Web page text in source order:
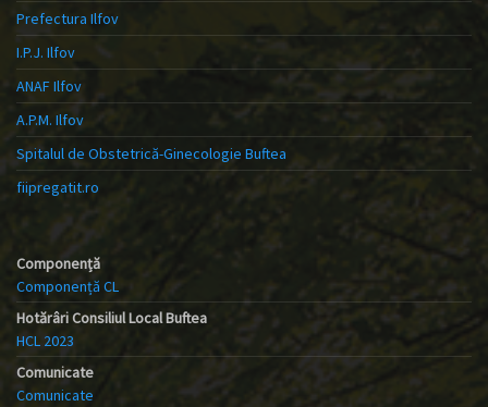
Prefectura Ilfov
I.P.J. Ilfov
ANAF Ilfov
A.P.M. Ilfov
Spitalul de Obstetrică-Ginecologie Buftea
fiipregatit.ro
Componență
Componență CL
Hotărâri Consiliul Local Buftea
HCL 2023
Comunicate
Comunicate